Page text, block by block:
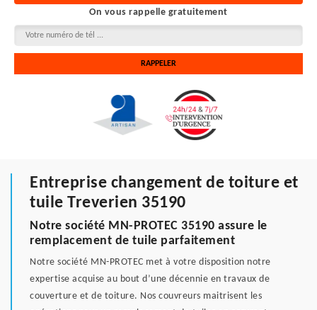
On vous rappelle gratuitement
Entreprise changement de toiture et
tuile Treverien 35190
Notre société MN-PROTEC 35190 assure le
remplacement de tuile parfaitement
Notre société MN-PROTEC met à votre disposition notre
expertise acquise au bout d’une décennie en travaux de
couverture et de toiture. Nos couvreurs maitrisent les